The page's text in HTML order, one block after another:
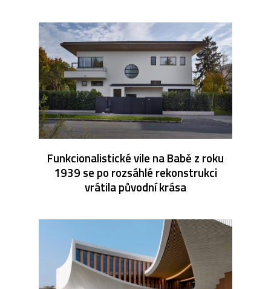
Funkcionalistické vile na Babě z roku
1939 se po rozsáhlé rekonstrukci
vrátila původní krása